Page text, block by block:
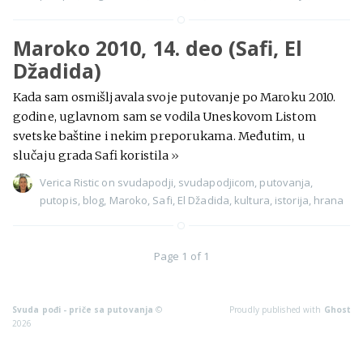
Maroko 2010, 14. deo (Safi, El
Džadida)
Kada sam osmišljavala svoje putovanje po Maroku 2010.
godine, uglavnom sam se vodila Uneskovom Listom
svetske baštine i nekim preporukama. Međutim, u
slučaju grada Safi koristila »
Verica Ristic on svudapodji, svudapodjicom, putovanja,
putopis, blog, Maroko, Safi, El Džadida, kultura, istorija, hrana
Page 1 of 1
Svuda pođi - priče sa putovanja ©
2026
Proudly published with Ghost